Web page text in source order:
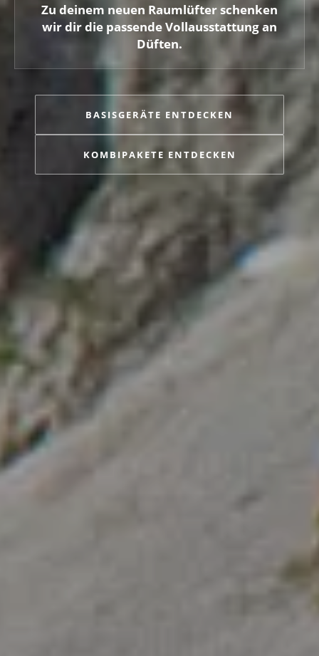
Zu deinem neuen Raumlüfter schenken
wir dir die passende Vollausstattung an
Düften.
BASISGERÄTE ENTDECKEN
KOMBIPAKETE ENTDECKEN